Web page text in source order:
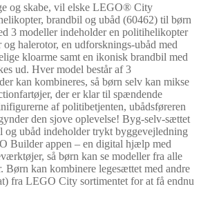
og skabe, vil elske LEGO® City
brandbil og ubåd (60462) til børn
3 modeller indeholder en politihelikopter
halerotor, en udforsknings-ubåd med
kloarme samt en ikonisk brandbil med
ud. Hver model består af 3
kan kombineres, så børn selv kan mikse
der er klar til spændende
af politibetjenten, ubådsføreren
den sjove oplevelse! Byg-selv-sættet
og ubåd indeholder trykt byggevejledning
Builder appen – en digital hjælp med
så børn kan se modeller fra alle
Børn kan kombinere legesættet med andre
fra LEGO City sortimentet for at få endnu